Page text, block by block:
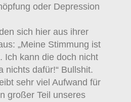
oder Depression
sich hier aus ihrer
„Meine Stimmung ist
Ich kann die doch nicht
nichts dafür!“ Bullshit.
sehr viel Aufwand für
großer Teil unseres